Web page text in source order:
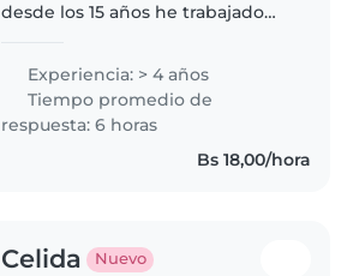
desde los 15 años he trabajado
ha llenado de alegría. Disfruto
acompañarlos, ayudarlos y ver
cómo aprenden cada día.
Actualmente..
Experiencia: > 4 años
Tiempo promedio de
respuesta: 6 horas
Bs 18,00/hora
Celida Nuevo